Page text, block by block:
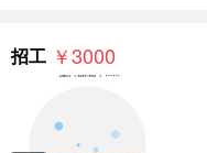
招工 ￥3000